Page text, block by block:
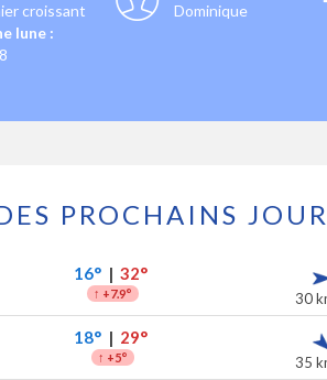
croissant
lune :
Dominique
PROCHAINS
16°| 32°
↑ +7.9° 30
18°| 29°
↑ +5° 35